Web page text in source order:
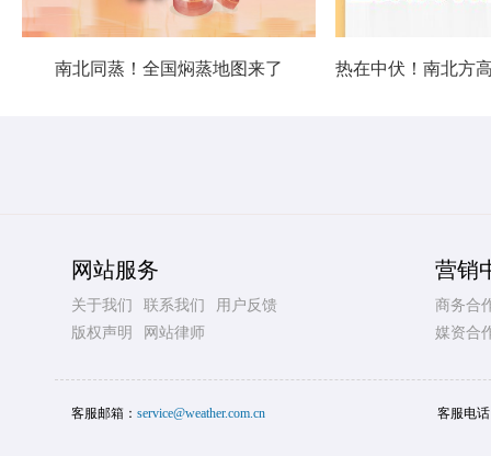
南北同蒸！全国焖蒸地图来了
网站服务
关于我们 联系我们
用户反馈
版权声明
网站律师
营销
商务合
媒资合
客服邮箱： service@weather.com.cn 客服电